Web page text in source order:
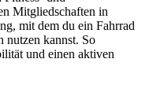
Mitgliedschaften in
mit dem du ein Fahrrad
nutzen kannst. So
und einen aktiven